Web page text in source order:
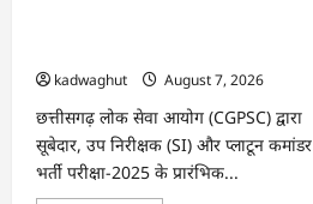
kadwaghut
August 7, 2026
छत्तीसगढ़ लोक सेवा आयोग (CGPSC) द्वारा
सूबेदार, उप निरीक्षक (SI) और प्लाटून कमांडर
भर्ती परीक्षा-2025 के प्रारंभिक...